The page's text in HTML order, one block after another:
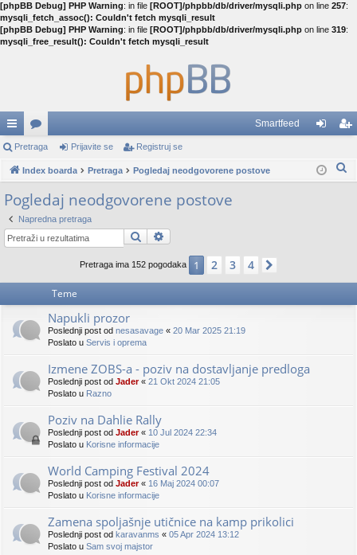
[phpBB Debug] PHP Warning: in file [ROOT]/phpbb/db/driver/mysqli.php on line 257:
mysqli_fetch_assoc(): Couldn't fetch mysqli_result
[phpBB Debug] PHP Warning: in file [ROOT]/phpbb/db/driver/mysqli.php on line 319:
mysqli_free_result(): Couldn't fetch mysqli_result
rzi
lin
ko
vi
or
u
mi
Smartfeed
av ist
Pretraga Prijavite se Registruj se
Index boarda Pretraga Pogledaj neodgovorene postove
Pogledaj neodgovorene postove
Napredna pretraga
Pretraga
Pretraga ima 152 pogodaka 1 2 3 4
Teme
Napukli prozor
Poslednji post od nesasavage « 20 Mar 2025 21:19
Poslato u Servis i oprema
Izmene ZOBS-a - poziv na dostavljanje predloga
Poslednji post od Jader« 21 Okt 2024 21:05
Poslato u Razno
Poziv na Dahlie Rally
Poslednji post od Jader« 10 Jul 2024 22:34
Poslato u Korisne informacije
World Camping Festival 2024
Poslednji post od Jader« 16 Maj 2024 00:07
Poslato u Korisne informacije
Zamena spoljašnje utičnice na kamp prikolici
Poslednji post od karavanms « 05 Apr 2024 13:12
Poslato u Sam svoj majstor